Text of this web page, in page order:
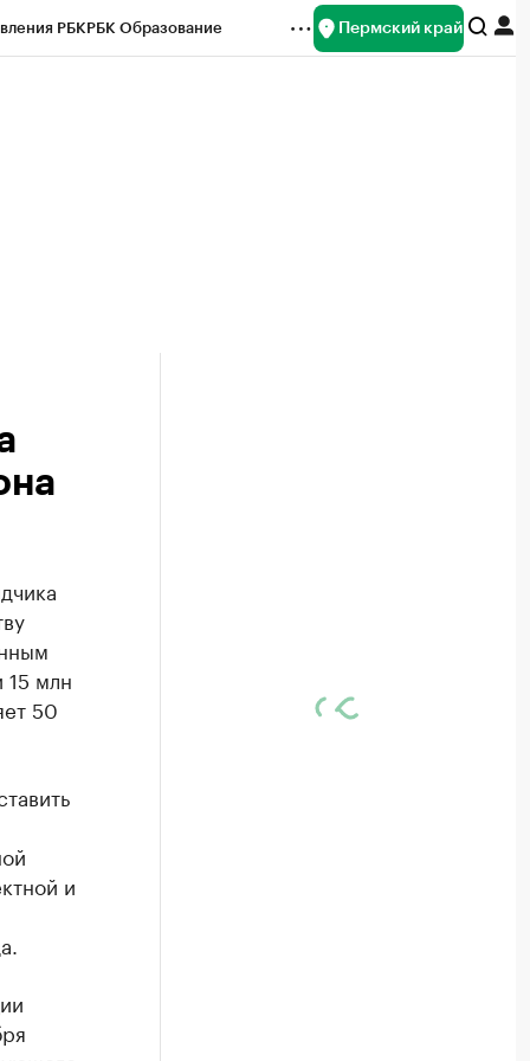
РБКРБК Образование Пермский край
15 млн
50
и